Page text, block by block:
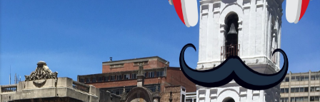
no podrás jugar contra otros humanos
La aplicación Duolingo fue lanzada en
2012 y cuenta con más de 37 millones
de usuarios activos diarios. Desde 2022,
ha empeza...